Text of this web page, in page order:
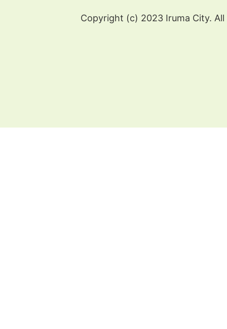
Copyright (c) 2023 Iruma City. All